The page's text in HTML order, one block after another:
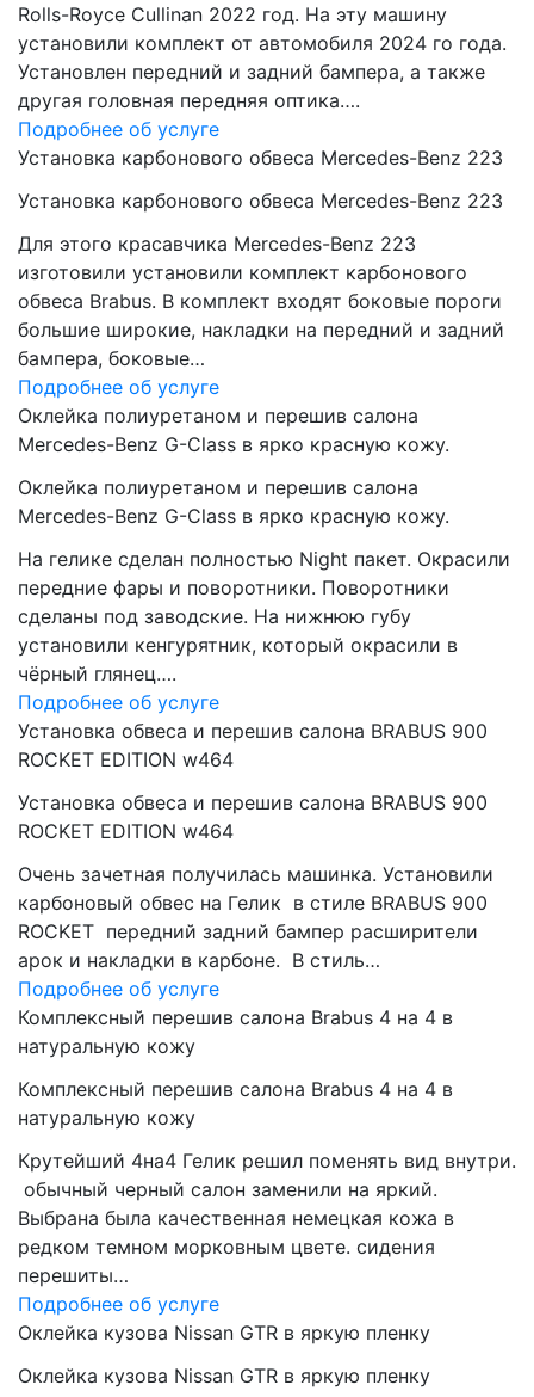
Rolls-Royce Cullinan 2022 год. На эту машину
установили комплект от автомобиля 2024 го года.
Установлен передний и задний бампера, а также
другая головная передняя оптика….
Подробнее об услуге
Установка карбонового обвеса Mercedes-Benz 223
Установка карбонового обвеса Mercedes-Benz 223
Для этого красавчика Mercedes-Benz 223
изготовили установили комплект карбонового
обвеса Brabus. В комплект входят боковые пороги
большие широкие, накладки на передний и задний
бампера, боковые…
Подробнее об услуге
Оклейка полиуретаном и перешив салона
Mercedes-Benz G-Class в ярко красную кожу.
Оклейка полиуретаном и перешив салона
Mercedes-Benz G-Class в ярко красную кожу.
На гелике сделан полностью Night пакет. Окрасили
передние фары и поворотники. Поворотники
сделаны под заводские. На нижнюю губу
установили кенгурятник, который окрасили в
чёрный глянец….
Подробнее об услуге
Установка обвеса и перешив салона BRABUS 900
ROCKET EDITION w464
Установка обвеса и перешив салона BRABUS 900
ROCKET EDITION w464
Очень зачетная получилась машинка. Установили
карбоновый обвес на Гелик в стиле BRABUS 900
ROCKET передний задний бампер расширители
арок и накладки в карбоне. В стиль…
Подробнее об услуге
Комплексный перешив салона Brabus 4 на 4 в
натуральную кожу
Комплексный перешив салона Brabus 4 на 4 в
натуральную кожу
Крутейший 4на4 Гелик решил поменять вид внутри.
обычный черный салон заменили на яркий.
Выбрана была качественная немецкая кожа в
редком темном морковным цвете. сидения
перешиты…
Подробнее об услуге
Оклейка кузова Nissan GTR в яркую пленку
Оклейка кузова Nissan GTR в яркую пленку